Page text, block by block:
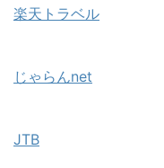
楽天トラベル
じゃらんnet
JTB